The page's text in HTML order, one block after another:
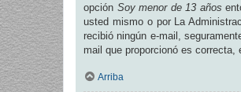
opción Soy menor de 13 años
usted mismo o por La
recibió ningún e-mail,
mail que proporcionó es correcta,
Arriba